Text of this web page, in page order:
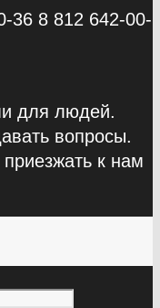
36 8 812 642-00-
для людей.
вопросы.
приезжать к нам